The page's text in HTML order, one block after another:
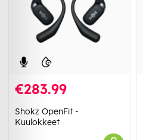
€283.99
Shokz OpenFit -
Kuulokkeet